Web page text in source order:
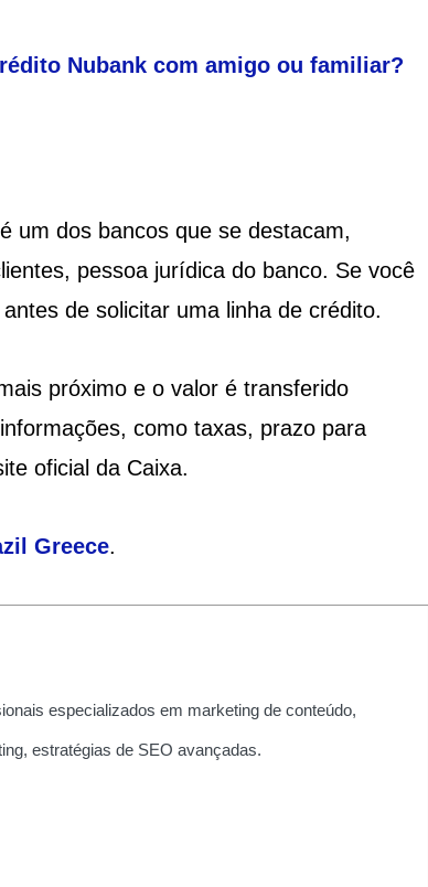
Nubank com amigo ou familiar?
um dos bancos que se destacam,
pessoa jurídica do banco. Se você
de solicitar uma linha de crédito.
próximo e o valor é transferido
como taxas, prazo para
oficial da Caixa.
Greece.
especializados em marketing de conteúdo,
estratégias de SEO avançadas.